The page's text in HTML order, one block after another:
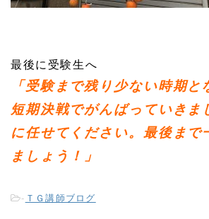
最後に受験生へ
「受験まで残り少ない時期と
短期決戦でがんばっていきま
に任せてください。最後まで
ましょう！」
- ＴＧ講師ブログ